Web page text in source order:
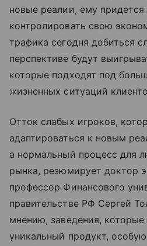
новые реалии, ему
контролировать свою
трафика сегодня добиться
перспективе будут
которые подходят под
жизненных ситуаций
Отток слабых игроков,
адаптироваться к новым
а нормальный процесс для
рынка, резюмирует доктор
профессор Финансового
правительстве РФ Сергей
мнению, заведения,
уникальный продукт,